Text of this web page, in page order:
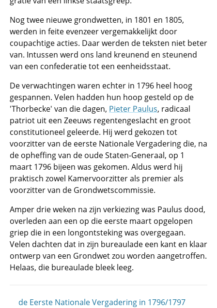
Nog twee nieuwe grondwetten, in 1801 en 1805,
werden in feite evenzeer vergemakkelijkt door
coupachtige acties. Daar werden de teksten niet beter
van. Intussen werd ons land kreunend en steunend
van een confederatie tot een eenheidsstaat.
De verwachtingen waren echter in 1796 heel hoog
gespannen. Velen hadden hun hoop gesteld op de
'Thorbecke' van die dagen, Pieter Paulus, radicaal
patriot uit een Zeeuws regentengeslacht en groot
constitutioneel geleerde. Hij werd gekozen tot
voorzitter van de eerste Nationale Vergadering die, na
de opheffing van de oude Staten-Generaal, op 1
maart 1796 bijeen was gekomen. Aldus werd hij
praktisch zowel Kamervoorzitter als premier als
voorzitter van de Grondwetscommissie.
Amper drie weken na zijn verkiezing was Paulus dood,
overleden aan een op die eerste maart opgelopen
griep die in een longontsteking was overgegaan.
Velen dachten dat in zijn bureaulade een kant en klaar
ontwerp van een Grondwet zou worden aangetroffen.
Helaas, die bureaulade bleek leeg.
de Eerste Nationale Vergadering in 1796/1797